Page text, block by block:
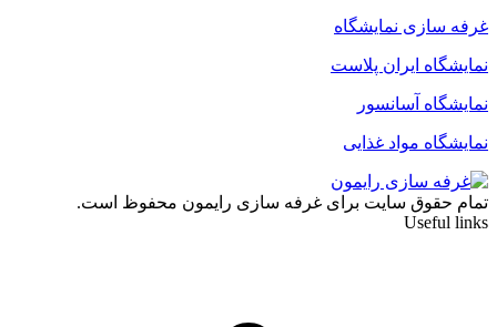
غرفه سازی نمایشگاه
نمایشگاه ایران پلاست
نمایشگاه آسانسور
نمایشگاه مواد غذایی
تمام حقوق سایت برای غرفه سازی رایمون محفوظ است.
Useful links